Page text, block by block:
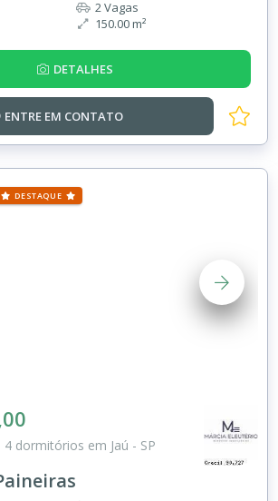
2 Vagas
150.00 m²
DETALHES
ENTRE EM CONTATO
DESTAQUE
dormitórios em Jaú - SP